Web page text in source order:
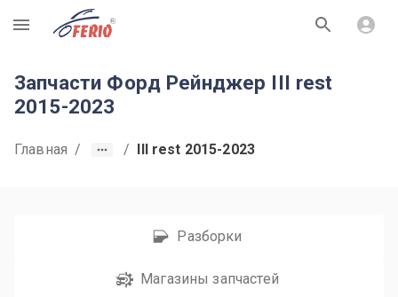
R
Запчасти Форд Рейнджер III rest
2015-2023
Главная / / III rest 2015-2023
Разборки
Магазины запчастей